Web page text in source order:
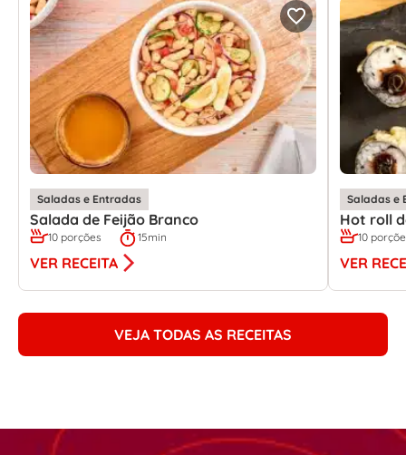
Saladas e Entradas
Salada de Feijão Branco
10 porções 15min
VER RECEITA
Saladas e
Hot roll
10
VER
VEJA TODAS AS RECEITAS